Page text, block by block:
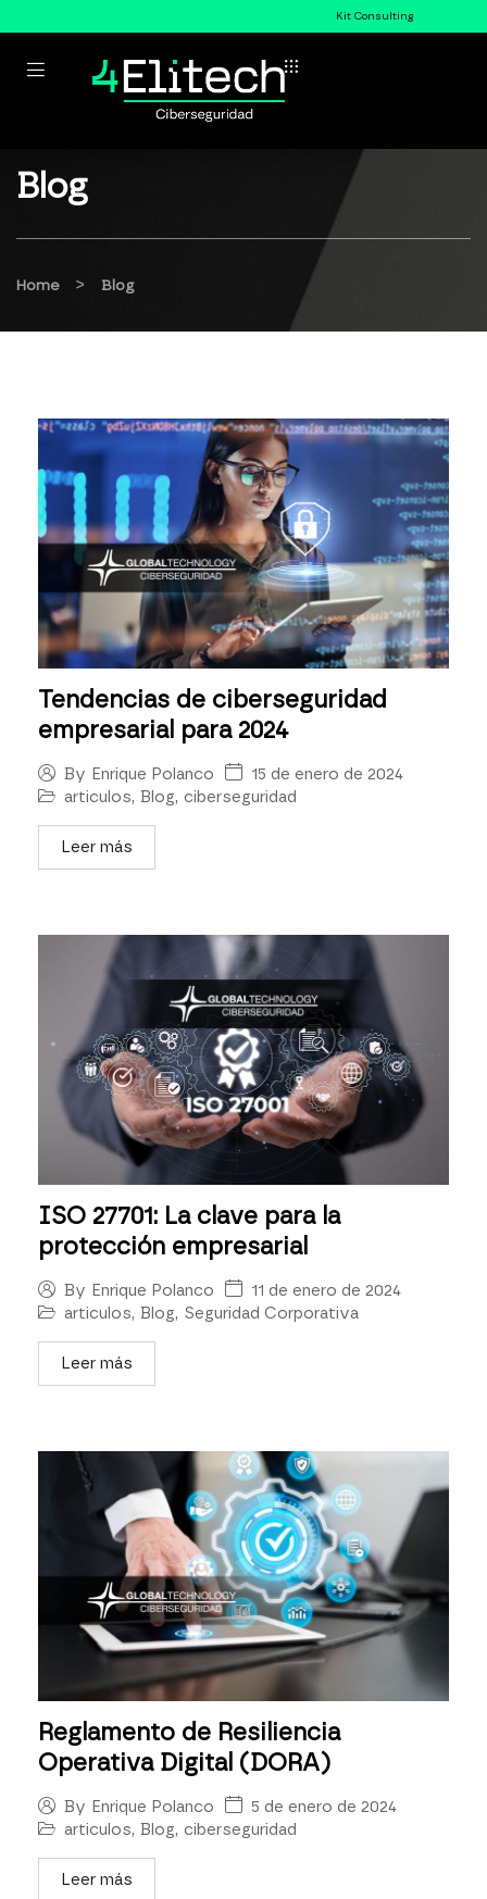
Kit Consulting
Blog
Home > Blog
Tendencias de ciberseguridad
empresarial para 2024
By Enrique Polanco
15 de enero de 2024
articulos, Blog, ciberseguridad
Leer más
ISO 27701: La clave para la
protección empresarial
By Enrique Polanco
11 de enero de 2024
articulos, Blog, Seguridad Corporativa
Leer más
Reglamento de Resiliencia
Operativa Digital (DORA)
By Enrique Polanco
5 de enero de 2024
articulos, Blog, ciberseguridad
Leer más